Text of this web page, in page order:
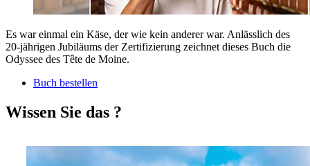
Es war einmal ein Käse, der wie kein anderer war. Anlässlich des
20-jährigen Jubiläums der Zertifizierung zeichnet dieses Buch die
Odyssee des Tête de Moine.
Buch bestellen
Wissen Sie das ?